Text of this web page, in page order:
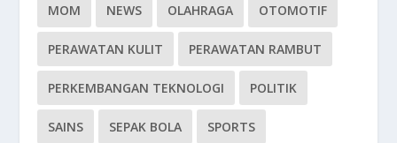
MOM NEWS OLAHRAGA OTOMOTIF
PERAWATAN KULIT PERAWATAN RAMBUT
PERKEMBANGAN TEKNOLOGI POLITIK
SAINS SEPAK BOLA SPORTS